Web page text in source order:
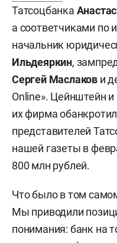
Татсоцбанка
а соответчиками по
начальник
Ильдеяркин,
Сергей Маслаков и
Online». Цейнштейн
их фирма
представителей
нашей газеты в
800 млн рублей.
Что было в том
Мы приводили
понимания: банк на